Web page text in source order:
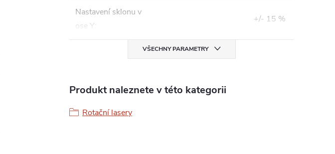
Nastavení sklonu v
ose Y:
+/- 15 %
VŠECHNY PARAMETRY
Produkt naleznete v této kategorii
Rotační lasery